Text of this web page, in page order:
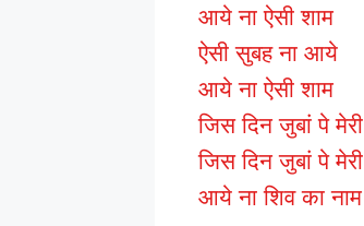
आये ना ऐसी शाम
ऐसी सुबह ना आये
आये ना ऐसी शाम
जिस दिन जुबां पे मेरी
जिस दिन जुबां पे मेरी
आये ना शिव का नाम